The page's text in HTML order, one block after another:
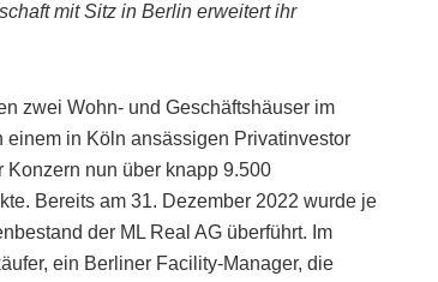
mit Sitz in Berlin erweitert ihr
zwei Wohn- und Geschäftshäuser im
in Köln ansässigen Privatinvestor
Konzern nun über knapp 9.500
Bereits am 31. Dezember 2022 wurde je
der ML Real AG überführt. Im
ein Berliner Facility-Manager, die